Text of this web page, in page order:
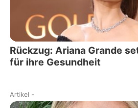
Rückzug: Ariana Grande
für ihre Gesundheit
Artikel -